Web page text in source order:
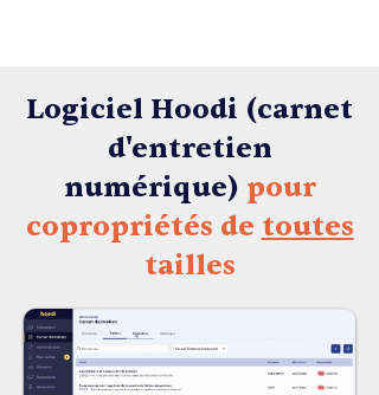
Logiciel Hoodi (carnet
d'entretien
numérique) pour
copropriétés de toutes
tailles